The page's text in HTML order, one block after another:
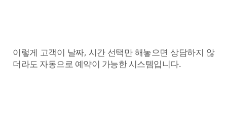
이렇게 고객이 날짜, 시간 선택만 해놓으면 상담하지 않
더라도 자동으로 예약이 가능한 시스템입니다.